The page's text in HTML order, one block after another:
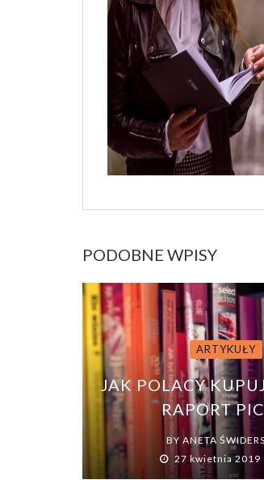
PODOBNE WPISY
ARTYKUŁY
JAK POLACY
RAPORT
BY ANETA
27 kwietnia 2019